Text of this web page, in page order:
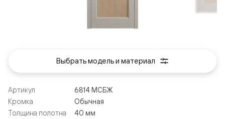
Артикул
6814 МСБЖ
Кромка
Обычная
Толщина полотна
40 мм
Выбрать модель и материал